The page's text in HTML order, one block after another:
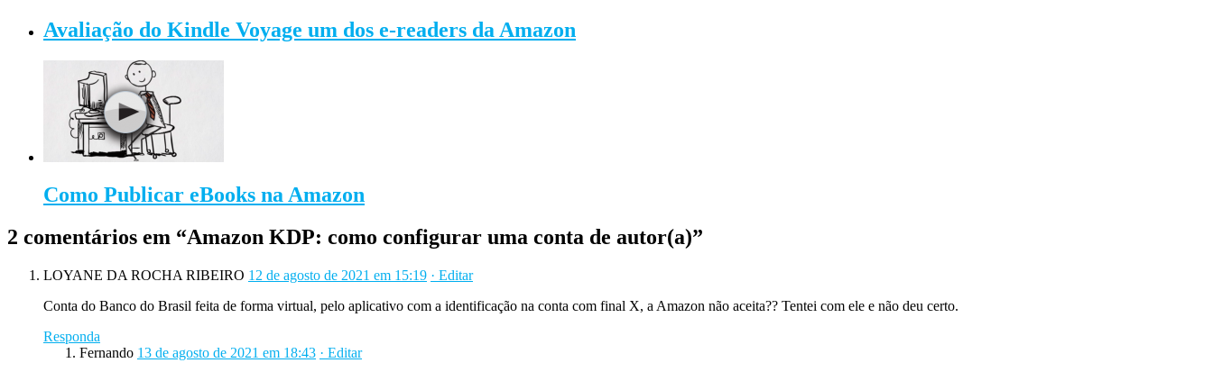
Avaliação do Kindle Voyage um dos e-readers da Amazon
Como Publicar eBooks na Amazon
2 comentários em “Amazon KDP: como configurar uma conta de autor(a)”
LOYANE DA ROCHA RIBEIRO 12 de agosto de 2021 em 15:19 · Editar
Conta do Banco do Brasil feita de forma virtual, pelo aplicativo com a identificação na conta com final X, a Amazon não aceita?? Tentei com ele e não deu certo.
Responda
Fernando 13 de agosto de 2021 em 18:43 · Editar